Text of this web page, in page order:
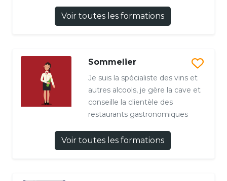
Voir toutes les formations
Sommelier
Je suis la spécialiste des vins et
autres alcools, je gère la cave et
conseille la clientèle des
restaurants gastronomiques
Voir toutes les formations